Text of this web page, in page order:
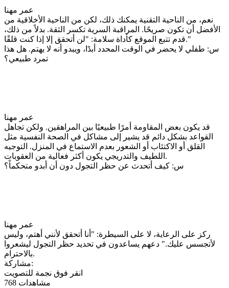
عمر مهنا
نعم، من الناحية التقنية يمكنك ذلك، لكن من الناحية الأخلاقية من
الأفضل أن تكون صريحًا. المراقبة السرية تكسر الثقة. بدلاً من ذلك،
قدم تتبع الموقع كأداة سلامة: "لن أتحقق إلا إذا كنت قلقًا."
س: طفلي لا يحضر في الوقت المحدد أبدًا، ويبدو أنه لا يهتم. هل هذا
تمرد طبيعي؟
عمر مهنا
قد يكون بعض المقاومة أمرًا طبيعيًا بين المراهقين. ولكن تجاهل
القواعد بشكل دائم قد يشير إلى مشاكل في الصحة النفسية مثل
القلق أو الاكتئاب أو الشعور بعدم الاستماع في المنزل. التوجيه
اللطيف والتدريجي يكون أكثر فعالية من العقوبات.
س: كيف أتحدث عن حظر التجول دون أن أبدو متحكماً؟
عمر مهنا
ركز على الرعاية، لا على السيطرة: "أنا أتحقق لأنني أهتم، وليس
لأتجسس عليك." دعهم يساعدون في تحديد حظر التجول ليشعروا
بالاحترام.
مشاركة:
انقر فوق نجمة للتصويت
768 مشاهدات